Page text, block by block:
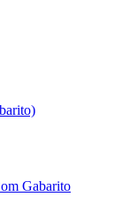
Gabarito